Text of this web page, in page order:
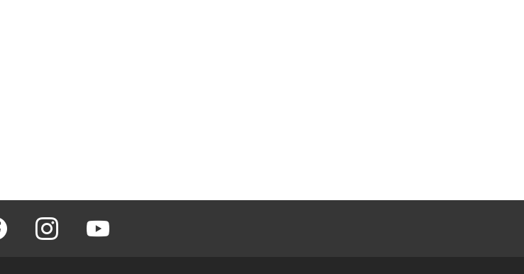
facebook instagram youtube